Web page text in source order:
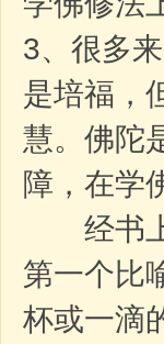
3、很多
是培福，
慧。佛陀
障，在学
经书上
第一个比
杯或一滴